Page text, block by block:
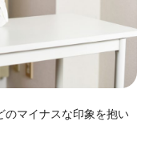
のマイナスな印象を抱い